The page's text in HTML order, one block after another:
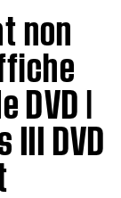
non
DVD |
DVD